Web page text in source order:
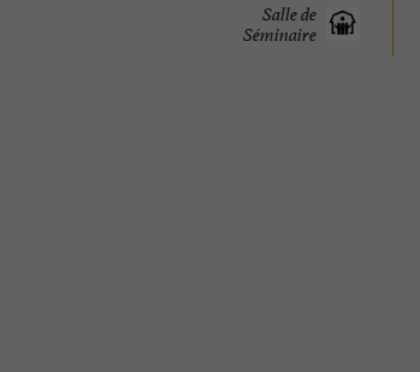
Salle de
Séminaire